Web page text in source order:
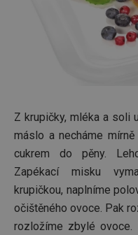
Z krupičky, mléka a soli
máslo a necháme
cukrem do pěny.
Zapékací misku
krupičkou, naplníme
očištěného ovoce. Pak
rozložíme zbylé ovoce.